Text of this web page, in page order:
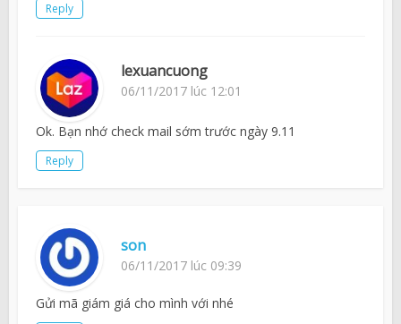
Reply
lexuancuong
06/11/2017 lúc 12:01
Ok. Bạn nhớ check mail sớm trước ngày 9.11
Reply
son
06/11/2017 lúc 09:39
Gửi mã giám giá cho mình với nhé